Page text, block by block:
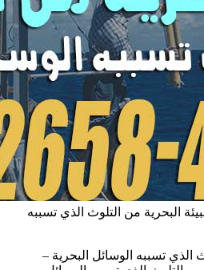
البحرية من التلوث الذي تسببه
الذي تسببه الوسائل البحرية –